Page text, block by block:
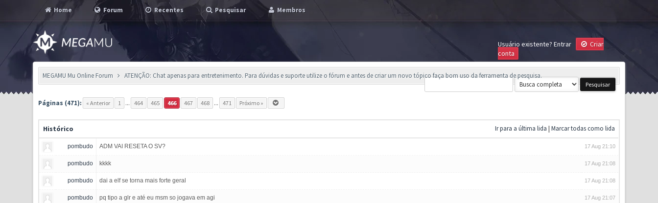
Home Forum Recentes Pesquisar Membros
Usuário existente? Entrar
Criar
conta
MEGAMU Mu Online Forum ATENÇÃO: Chat apenas para entretenimento. Para dúvidas e suporte utilize o fórum e antes de criar um novo tópico faça bom uso da ferramenta de pesquisa.
Páginas (471): « Anterior 1 ... 464 465 466 467 468 ... 471 Próximo »
Histórico Ir para a última lida | Marcar todas como lida
pombudo ADM VAI RESETA O SV? 17 Aug 21:10
pombudo kkkk 17 Aug 21:08
pombudo dai a elf se torna mais forte geral 17 Aug 21:08
pombudo pq tipo a glr e até eu msm so jogava em agi 17 Aug 21:07